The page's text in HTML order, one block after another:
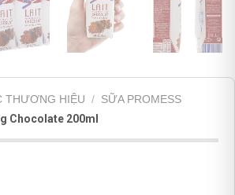
THƯƠNG HIỆU / SỮA PROMESS
Chocolate 200ml